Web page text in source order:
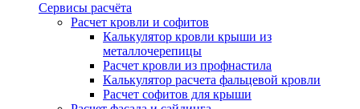
Сервисы расчёта
Расчет кровли и софитов
Калькулятор кровли крыши из
металлочерепицы
Расчет кровли из профнастила
Калькулятор расчета фальцевой кровли
Расчет софитов для крыши